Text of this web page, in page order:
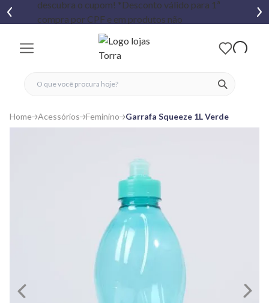
ver
fechar menu
fechar menu
favoritos
Home Acessórios Feminino Garrafa Squeeze 1L Verde